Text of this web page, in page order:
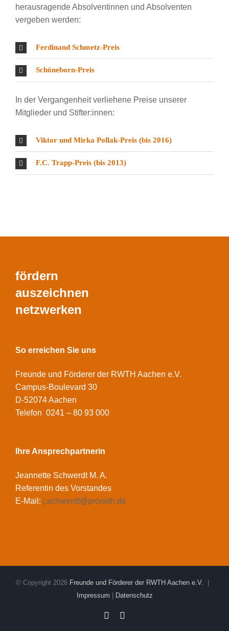
herausragende Absolventinnen und Absolventen
vergeben werden:
Ferdinand Schmetz-Preis
Schöneborn-Preis
In der Vergangenheit verliehene Preise unserer
Mitglieder und Stifter:innen:
Viktor und Mirka Pollak-Preis (bis 2016)
F.C. Trapp-Preis (bis 2013)
fördern
auszeichnen
netzwerken
So erreichen Sie uns
Freunde und Förderer der RWTH Aachen e.V.
Campus-Boulevard 30
D-52074 Aachen
Telefon 0241 – 80 93 000
Ihre Ansprechpartnerin
Jeannette Schwerdt M. A.
Referentin des Vorstandes
E-Mail: j.schwerdt@prorwth.de
© Copyright 2026 Freunde und Förderer der RWTH Aachen e.V.
Impressum
Datenschutz
Facebook